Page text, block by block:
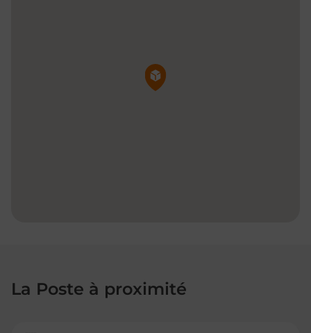
Pin de la carte
La Poste à proximité